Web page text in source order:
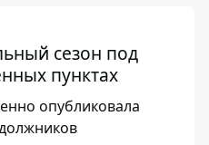
сезон под
пунктах
опубликовала